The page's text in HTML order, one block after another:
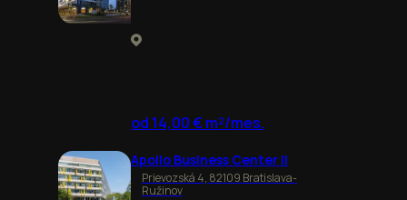
od 14,00 € m²/mes.
Apollo Business Center II
Prievozská 4, 82109 Bratislava-
Ružinov